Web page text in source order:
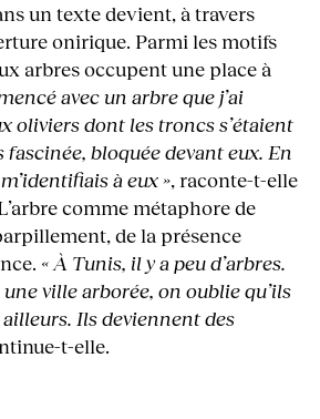
un texte devient, à travers
onirique. Parmi les motifs
arbres occupent une place à
avec un arbre que j’ai
oliviers dont les troncs s’étaient
fascinée, bloquée devant eux. En
à eux », raconte-t-elle
comme métaphore de
de la présence
« À Tunis, il y a peu d’arbres.
ville arborée, on oublie qu’ils
Ils deviennent des
t-elle.